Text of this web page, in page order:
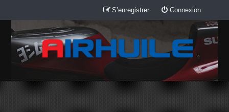
Connexion
S’enregistrer